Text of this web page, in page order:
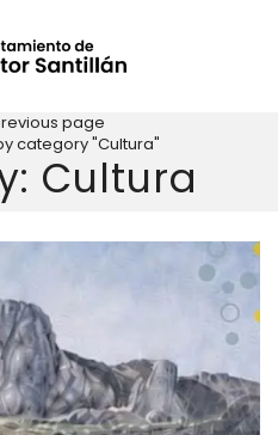
page
category "Cultura"
Cultura